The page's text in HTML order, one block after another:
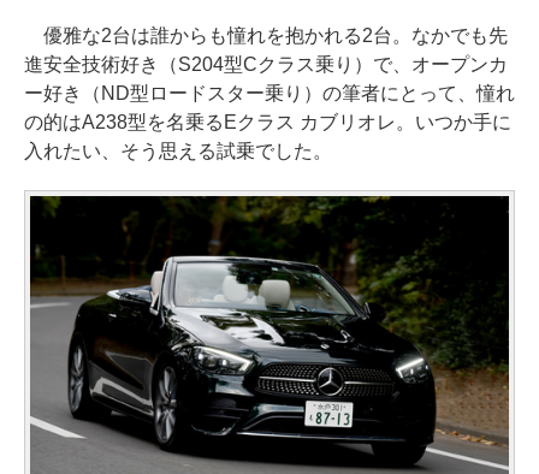
優雅な2台は誰からも憧れを抱かれる2台。なかでも先
進安全技術好き（S204型Cクラス乗り）で、オープンカ
ー好き（ND型ロードスター乗り）の筆者にとって、憧れ
の的はA238型を名乗るEクラス カブリオレ。いつか手に
入れたい、そう思える試乗でした。